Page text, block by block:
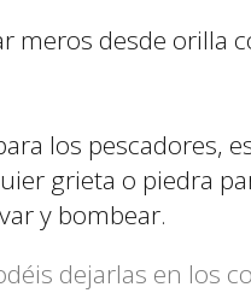
meros desde orilla
los pescadores,
grieta o piedra
y bombear.
dejarlas en los